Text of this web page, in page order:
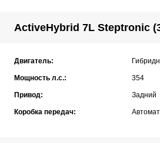
ActiveHybrid 7L Steptronic
Двигатель:
Мощность л.с.: 354
Привод: Задний
Коробка передач: